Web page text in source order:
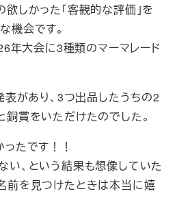
しかった「客観的な評価」を
機会です。
年大会に3種類のマーマレード
があり、3つ出品したうちの2
銅賞をいただけたのでした。
ったです！！
い、という結果も想像していた
前を見つけたときは本当に嬉